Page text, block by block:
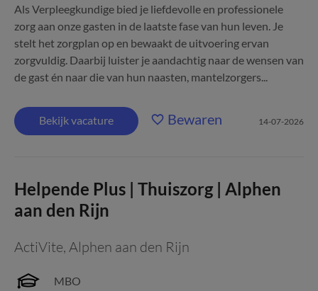
Als Verpleegkundige bied je liefdevolle en professionele
zorg aan onze gasten in de laatste fase van hun leven. Je
stelt het zorgplan op en bewaakt de uitvoering ervan
zorgvuldig. Daarbij luister je aandachtig naar de wensen van
de gast én naar die van hun naasten, mantelzorgers...
Bekijk vacature Bewaren 14-07-2026
Helpende Plus | Thuiszorg | Alphen
aan den Rijn
ActiVite, Alphen aan den Rijn
MBO